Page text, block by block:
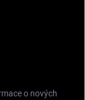
o nových